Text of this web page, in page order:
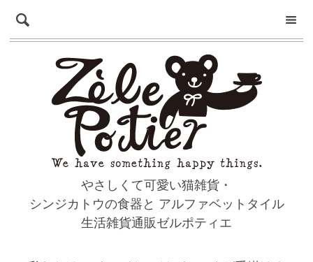
やさしくて可愛い猫雑貨・
シンジカトウの食器と アルファベットタイル
生活雑貨通販ゼルポティエ